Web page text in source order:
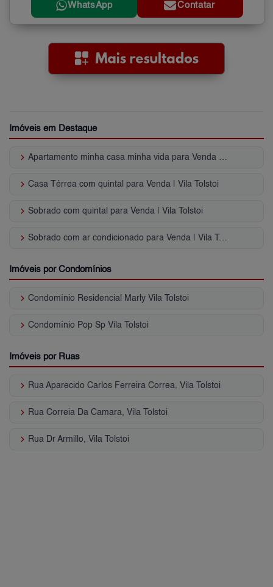
WhatsApp Contatar
Imóveis em Destaque
keyboard_arrow_right
keyboard_arrow_right Casa Térrea com quintal para Venda | Vila Tolstoi
keyboard_arrow_right Sobrado com quintal para Venda | Vila Tolstoi
keyboard_arrow_right
Imóveis por Condomínios
keyboard_arrow_right Condomínio Residencial Marly Vila Tolstoi
keyboard_arrow_right Condomínio Pop Sp Vila Tolstoi
Imóveis por Ruas
keyboard_arrow_right Rua Aparecido Carlos Ferreira Correa, Vila Tolstoi
keyboard_arrow_right Rua Correia Da Camara, Vila Tolstoi
keyboard_arrow_right Rua Dr Armillo, Vila Tolstoi